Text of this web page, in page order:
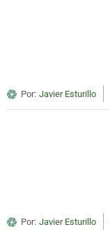
Por: Javier Esturillo
Por: Javier Esturillo